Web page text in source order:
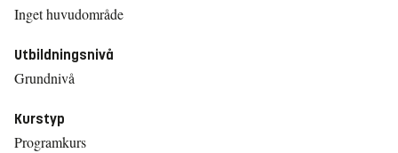
Inget huvudområde
Utbildningsnivå
Grundnivå
Kurstyp
Programkurs